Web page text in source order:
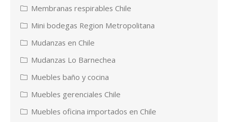
Membranas respirables Chile
Mini bodegas Region Metropolitana
Mudanzas en Chile
Mudanzas Lo Barnechea
Muebles baño y cocina
Muebles gerenciales Chile
Muebles oficina importados en Chile